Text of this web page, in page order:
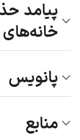
پیامد
پانویس
منابع